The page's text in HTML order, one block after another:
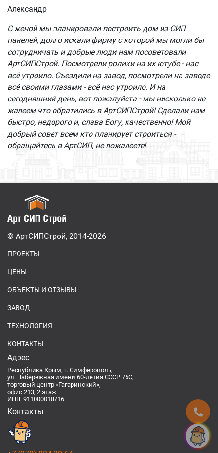
Александр
С женой мы планировали построить дом из СИП
панелей, долго искали фирму с которой мы могли бы
сотрудничать и добрые люди нам посоветовали
АртСИПСтрой. Посмотрели ролики на их ютубе - нас
всё утроило. Съездили на завод, посмотрели на заводе
всё своими глазами - всё нас утроило. И на
сегодняшний день, вот пожалуйста - мы нисколько не
жалеем что обратились в АртСИПСтрой! Сделали нам
быстро, недорого и, слава Богу, качественно! Мой
добрый совет всем кто планирует строиться -
обращайтесь в АртСИП, не пожалеете!
© АртСИПСтрой, 2014-2026
ПРОЕКТЫ
ЦЕНЫ
ОБЪЕКТЫ И ОТЗЫВЫ
ЗАВОД
ТЕХНОЛОГИЯ
КОНТАКТЫ
Адрес
Республика Крым, г. Симферополь,
ул. Набережная имени 60-летия СССР 75С,
торговый центр «Гагаринский»,
офис 213, 2 этаж
ИНН: 911000018716
Контакты